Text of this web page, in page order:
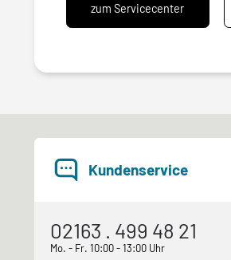
zum Servicecenter
Kundenservice
02163 . 499 48 21
Mo. - Fr. 10:00 - 13:00 Uhr